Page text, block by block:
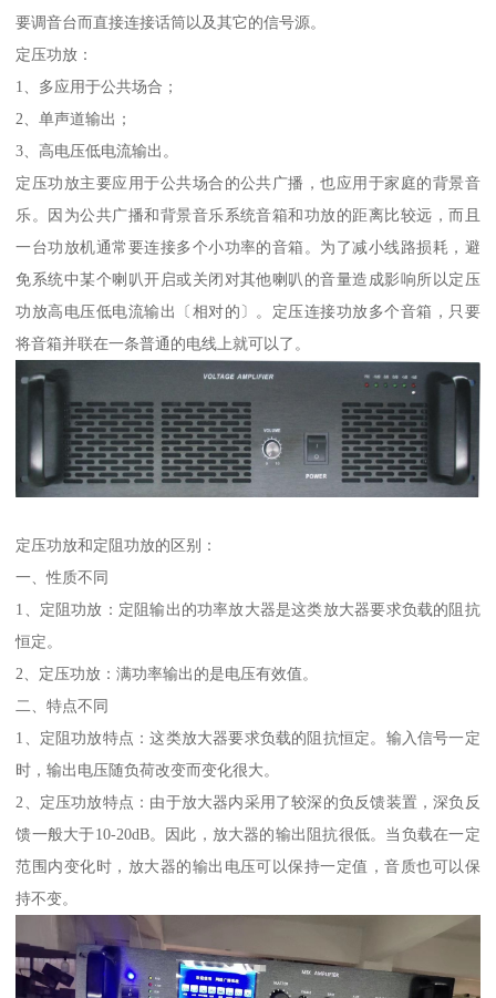
要调音台而直接连接话筒以及其它的信号源。
定压功放：
1、多应用于公共场合；
2、单声道输出；
3、高电压低电流输出。
定压功放主要应用于公共场合的公共广播，也应用于家庭的背景音
乐。因为公共广播和背景音乐系统音箱和功放的距离比较远，而且
一台功放机通常要连接多个小功率的音箱。为了减小线路损耗，避
免系统中某个喇叭开启或关闭对其他喇叭的音量造成影响所以定压
功放高电压低电流输出〔相对的〕。定压连接功放多个音箱，只要
将音箱并联在一条普通的电线上就可以了。
定压功放和定阻功放的区别：
一、性质不同
1、定阻功放：定阻输出的功率放大器是这类放大器要求负载的阻抗
恒定。
2、定压功放：满功率输出的是电压有效值。
二、特点不同
1、定阻功放特点：这类放大器要求负载的阻抗恒定。输入信号一定
时，输出电压随负荷改变而变化很大。
2、定压功放特点：由于放大器内采用了较深的负反馈装置，深负反
馈一般大于10-20dB。因此，放大器的输出阻抗很低。当负载在一定
范围内变化时，放大器的输出电压可以保持一定值，音质也可以保
持不变。